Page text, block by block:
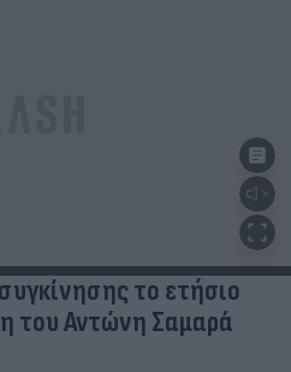
το ετήσιο
του Αντώνη Σαμαρά